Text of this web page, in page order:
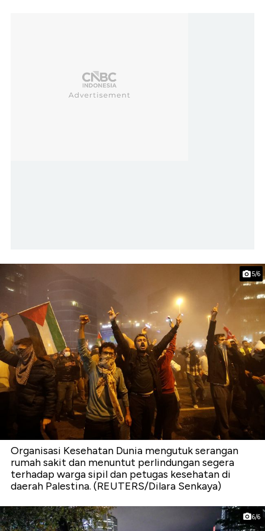
5/6
Organisasi Kesehatan Dunia mengutuk serangan
rumah sakit dan menuntut perlindungan segera
terhadap warga sipil dan petugas kesehatan di
daerah Palestina. (REUTERS/Dilara Senkaya)
6/6